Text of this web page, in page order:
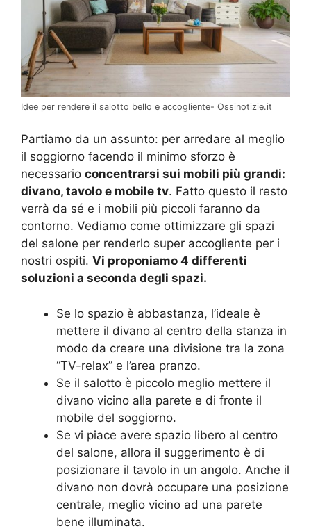
Idee per rendere il salotto bello e accogliente- Ossinotizie.it
Partiamo da un assunto: per arredare al meglio
il soggiorno facendo il minimo sforzo è
necessario concentrarsi sui mobili più grandi:
divano, tavolo e mobile tv. Fatto questo il resto
verrà da sé e i mobili più piccoli faranno da
contorno. Vediamo come ottimizzare gli spazi
del salone per renderlo super accogliente per i
nostri ospiti. Vi proponiamo 4 differenti
soluzioni a seconda degli spazi.
Se lo spazio è abbastanza, l’ideale è
mettere il divano al centro della stanza in
modo da creare una divisione tra la zona
“TV-relax” e l’area pranzo.
Se il salotto è piccolo meglio mettere il
divano vicino alla parete e di fronte il
mobile del soggiorno.
Se vi piace avere spazio libero al centro
del salone, allora il suggerimento è di
posizionare il tavolo in un angolo. Anche il
divano non dovrà occupare una posizione
centrale, meglio vicino ad una parete
bene illuminata.